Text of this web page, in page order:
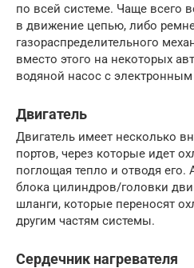
по всей системе. Чаще всего
в движение цепью, либо
газораспределительного
вместо этого на некоторых
водяной насос с
Двигатель
Двигатель имеет несколько
портов, через которые идет
поглощая тепло и отводя
блока цилиндров/головки
шланги, которые переносят
другим частям системы.
Сердечник нагревателя